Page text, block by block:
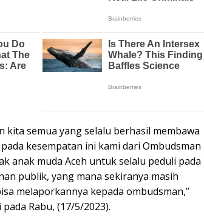
kita semua yang selalu berhasil membawa
kesempatan ini kami dari Ombudsman
anak muda Aceh untuk selalu peduli pada
publik, yang mana sekiranya masih
melaporkannya kepada ombudsman,”
Rabu, (17/5/2023).